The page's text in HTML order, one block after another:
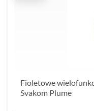
Fioletowe
Svakom Plume